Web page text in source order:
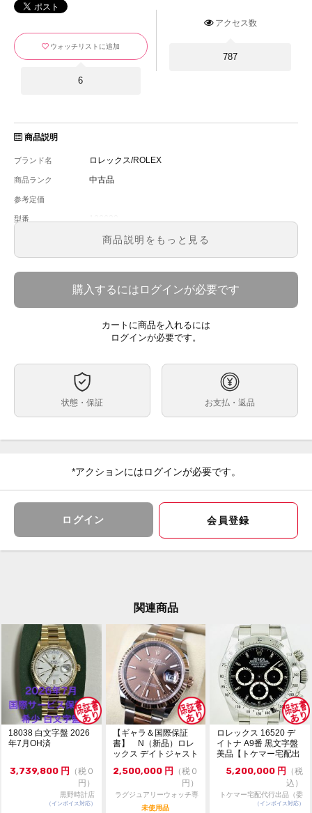
アクセス数
787
ウォッチリストに追加
6
商品説明
ブランド名 ロレックス/ROLEX
商品ランク 中古品
参考定価
型番
メンズ
文字盤 スレート文字盤
ムーブメント
40ｍｍ
コンビネーション
箱・保証書(2021年8月)※手書き・冊子・グリーンクロ
ノメータータグ・ホワイトプライスタグ
ラグ裏にキズ、バックルやブレスレットに微細なスレは
ございますがその他特筆すべき点のない美品のお品物で
ぜひご検討下さい。
※店頭でも販売をしておりますので、売り切れの際はご
了承ください。ご来店前に在庫の有無のご確認をお勧め
します。
※価格に関してのお問い合わせはメッセージでご質問頂
いてもお答えしておりません。直接店頭へお問い合わせ
大黒屋 時計館中野店
TEL:03-5318-5250
商品説明をもっと見る
購入するにはログインが必要です
カートに商品を入れるには
ログインが必要です。
状態・保証 お支払・返品
*アクションにはログインが必要です。
ログイン 会員登録
関連商品
18038 白文字盤 2026
年7月OH済
3,739,800 円
（税０
円）
黒野時計店
（インボイス対応）
【ギャラ＆国際保証
書】 N（新品）ロレ
ックス デイトジャスト
2,500,000 円
（税０
円）
ラグジュアリーウォッチ専
門店：R/M
未使用品
ロレックス 16520 デ
イトナ A9番 黒文字盤
美品【トケマー宅配出
5,200,000 円
（税
込）
トケマー宅配代行出品（委
託販売）
（インボイス対応）